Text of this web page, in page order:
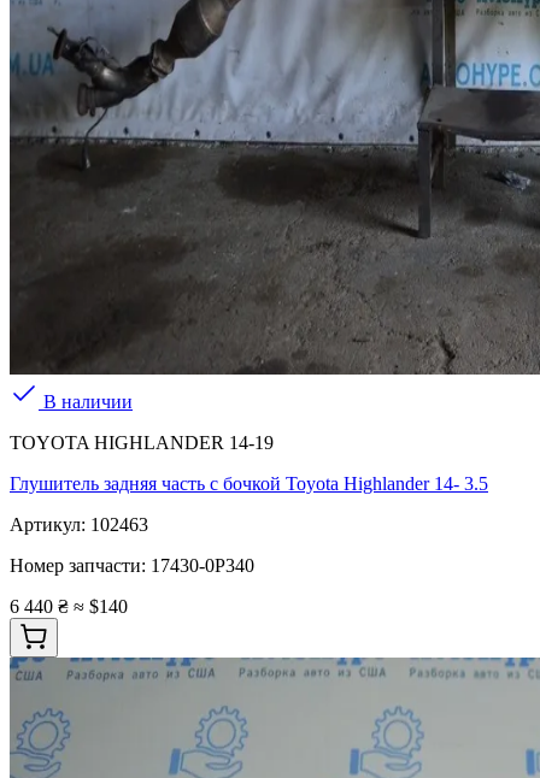
В наличии
TOYOTA HIGHLANDER 14-19
Глушитель задняя часть с бочкой Toyota Highlander 14- 3.5
Артикул: 102463
Номер запчасти: 17430-0P340
6 440 ₴ ≈ $140